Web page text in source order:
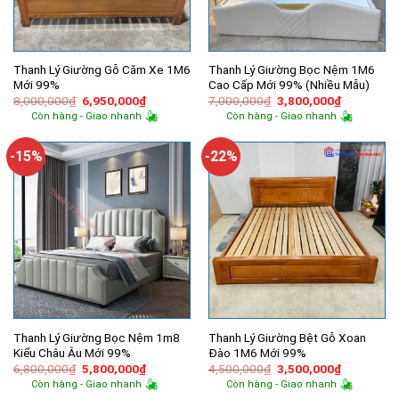
Thanh Lý Giường Gỗ Căm Xe 1M6
Mới 99%
8,000,000₫ Giá
gốc
là:
6,950,000₫Giá
hiện
tại
6,950,000₫.
Còn hàng - Giao nhanh
Thanh Lý Giường Bọc Nệm 1M6
Cao Cấp Mới 99% (Nhiều Mẫu)
7,000,000₫ Giá
gốc
là:
3,800,000₫Giá
hiện
tại
Còn hàng - Giao nhanh
-15%
Thanh Lý Giường Bọc Nệm 1m8
Kiểu Châu Âu Mới 99%
6,800,000₫ Giá
gốc
là:
5,800,000₫Giá
hiện
tại
Còn hàng - Giao nhanh
-22%
Thanh Lý Giường Bệt Gỗ Xoan
Đào 1M6 Mới 99%
4,500,000₫ Giá
gốc
là:
3,500,000₫Giá
hiện
tại
Còn hàng - Giao nhanh